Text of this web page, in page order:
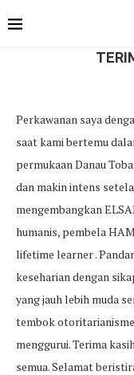
Perkawanan saya
saat kami bertemu
permukaan Danau
dan makin intens
mengembangkan
humanis, pembela
lifetime learner .
keseharian dengan
yang jauh lebih muda
tembok
menggurui. Terima
semua. Selamat